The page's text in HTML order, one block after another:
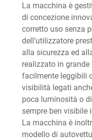
La macchina è
di concezione
corretto uso senza
dell’utilizzatore
alla sicurezza ed
realizzato in
facilmente leggibili
visibilità legati
poca luminosità o
sempre ben visibile
La macchina è
modello di